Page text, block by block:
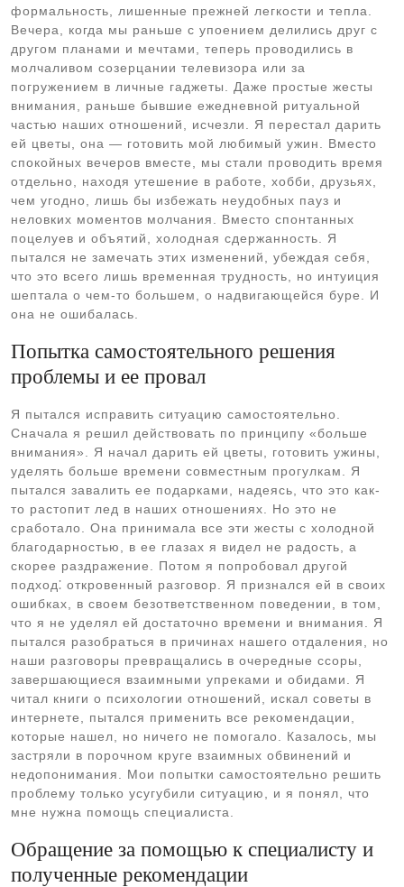
формальность, лишенные прежней легкости и тепла.
Вечера, когда мы раньше с упоением делились друг с
другом планами и мечтами, теперь проводились в
молчаливом созерцании телевизора или за
погружением в личные гаджеты. Даже простые жесты
внимания, раньше бывшие ежедневной ритуальной
частью наших отношений, исчезли. Я перестал дарить
ей цветы, она — готовить мой любимый ужин. Вместо
спокойных вечеров вместе, мы стали проводить время
отдельно, находя утешение в работе, хобби, друзьях,
чем угодно, лишь бы избежать неудобных пауз и
неловких моментов молчания. Вместо спонтанных
поцелуев и объятий, холодная сдержанность. Я
пытался не замечать этих изменений, убеждая себя,
что это всего лишь временная трудность, но интуиция
шептала о чем-то большем, о надвигающейся буре. И
она не ошибалась.
Попытка самостоятельного решения
проблемы и ее провал
Я пытался исправить ситуацию самостоятельно.
Сначала я решил действовать по принципу «больше
внимания». Я начал дарить ей цветы, готовить ужины,
уделять больше времени совместным прогулкам. Я
пытался завалить ее подарками, надеясь, что это как-
то растопит лед в наших отношениях. Но это не
сработало. Она принимала все эти жесты с холодной
благодарностью, в ее глазах я видел не радость, а
скорее раздражение. Потом я попробовал другой
подход⁚ откровенный разговор. Я признался ей в своих
ошибках, в своем безответственном поведении, в том,
что я не уделял ей достаточно времени и внимания. Я
пытался разобраться в причинах нашего отдаления, но
наши разговоры превращались в очередные ссоры,
завершающиеся взаимными упреками и обидами. Я
читал книги о психологии отношений, искал советы в
интернете, пытался применить все рекомендации,
которые нашел, но ничего не помогало. Казалось, мы
застряли в порочном круге взаимных обвинений и
недопонимания. Мои попытки самостоятельно решить
проблему только усугубили ситуацию, и я понял, что
мне нужна помощь специалиста.
Обращение за помощью к специалисту и
полученные рекомендации